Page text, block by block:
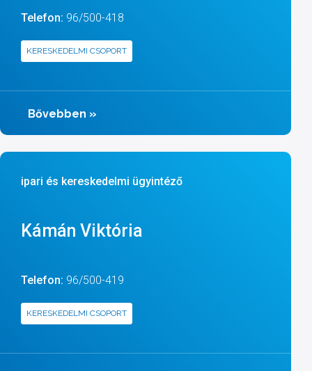
Telefon: 96/500-418
KERESKEDELMI CSOPORT
Bővebben »
ipari és kereskedelmi ügyintéző
Kámán Viktória
Telefon: 96/500-419
KERESKEDELMI CSOPORT